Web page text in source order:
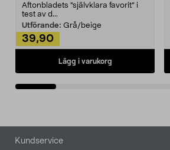
Aftonbladets "självklara favorit” i
test av d...
Utförande: Grå/beige
39,90
Lägg i varukorg
Sidfot
Kundservice